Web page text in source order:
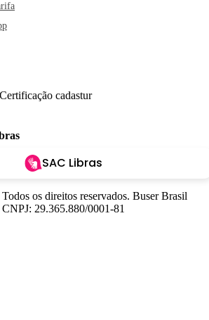
SAC Libras
os direitos reservados. Buser Brasil
29.365.880/0001-81